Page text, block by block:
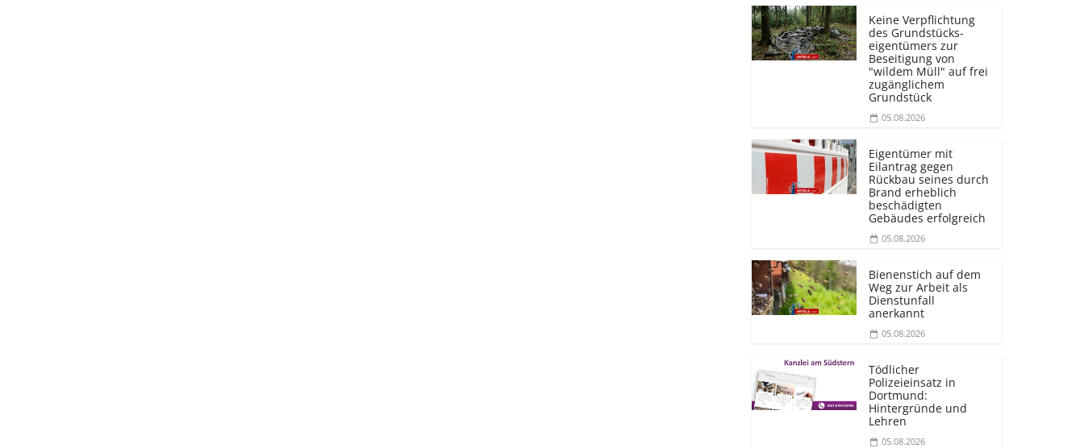
Keine Verpflichtung
des Grundstücks­
eigentümers zur
Beseitigung von
"wildem Müll" auf frei
zugänglichem
Grundstück
05.08.2026
Eigentümer mit
Eilantrag gegen
Rückbau seines durch
Brand erheblich
beschädigten
Gebäudes erfolgreich
05.08.2026
Bienenstich auf dem
Weg zur Arbeit als
Dienstunfall
anerkannt
05.08.2026
Tödlicher
Polizeieinsatz in
Dortmund:
Hintergründe und
Lehren
05.08.2026